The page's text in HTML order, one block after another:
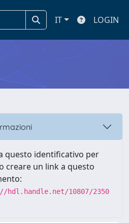
IT LOGIN
questo identificativo per
creare un link a questo
hdl.handle.net/10807/2350